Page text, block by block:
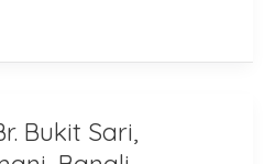
Bukit Sari,